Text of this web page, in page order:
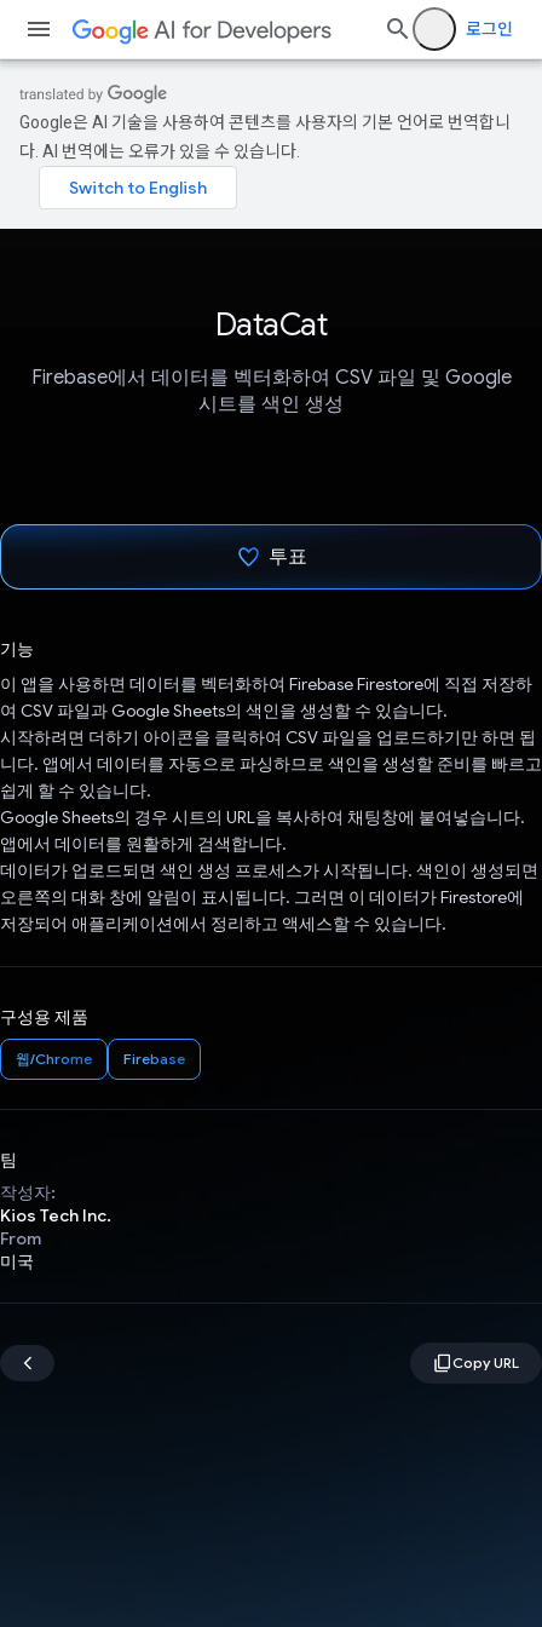
로그인
Google은 AI 기술을 사용하여 콘텐츠를 사용자의 기본 언어로 번역합니
다. AI 번역에는 오류가 있을 수 있습니다.
DataCat
Firebase에서 데이터를 벡터화하여 CSV 파일 및 Google
시트를 색인 생성
투표
기능
이 앱을 사용하면 데이터를 벡터화하여 Firebase Firestore에 직접 저장하
여 CSV 파일과 Google Sheets의 색인을 생성할 수 있습니다.
시작하려면 더하기 아이콘을 클릭하여 CSV 파일을 업로드하기만 하면 됩
니다. 앱에서 데이터를 자동으로 파싱하므로 색인을 생성할 준비를 빠르고
쉽게 할 수 있습니다.
Google Sheets의 경우 시트의 URL을 복사하여 채팅창에 붙여넣습니다.
앱에서 데이터를 원활하게 검색합니다.
데이터가 업로드되면 색인 생성 프로세스가 시작됩니다. 색인이 생성되면
오른쪽의 대화 창에 알림이 표시됩니다. 그러면 이 데이터가 Firestore에
저장되어 애플리케이션에서 정리하고 액세스할 수 있습니다.
구성용 제품
웹/Chrome Firebase
팀
작성자:
Kios Tech Inc.
From
미국